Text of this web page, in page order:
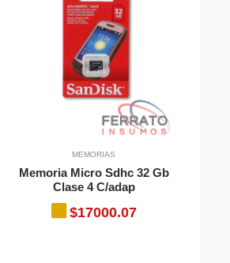
MEMORIAS
Memoria Micro Sdhc 32 Gb
Clase 4 C/adap
$17000.07